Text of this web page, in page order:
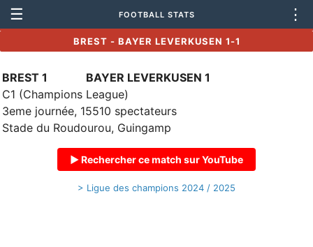
☰ FOOTBALL STATS ⋮
BREST - BAYER LEVERKUSEN 1-1
BREST 1
BAYER LEVERKUSEN 1
C1 (Champions League)
3eme journée, 15510 spectateurs
Stade du Roudourou, Guingamp
▶ Rechercher ce match sur YouTube
> Ligue des champions 2024 / 2025